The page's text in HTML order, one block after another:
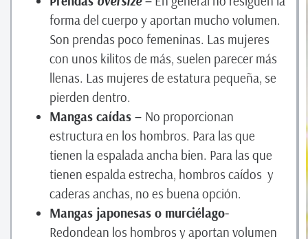
forma del cuerpo y aportan mucho volumen.
Son prendas poco femeninas. Las mujeres
con unos kilitos de más, suelen parecer más
llenas. Las mujeres de estatura pequeña, se
pierden dentro.
Mangas caídas – No proporcionan
estructura en los hombros. Para las que
tienen la espalada ancha bien. Para las que
tienen espalda estrecha, hombros caídos y
caderas anchas, no es buena opción.
Mangas japonesas o murciélago-
Redondean los hombros y aportan volumen